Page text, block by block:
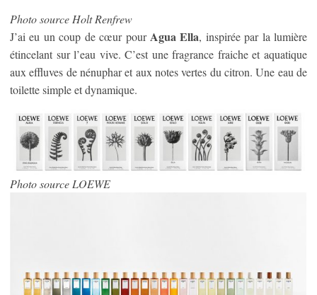
Photo source Holt Renfrew
J’ai eu un coup de cœur pourAgua Ella, inspirée par la lumière
étincelant sur l’eau vive. C’est une fragrance fraiche et aquatique
aux effluves de nénuphar et aux notes vertes du citron. Une eau de
toilette simple et dynamique.
Photo source LOEWE